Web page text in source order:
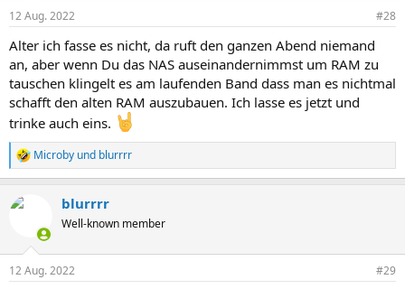
e
:
12 Aug. 2022 #28
Alter ich fasse es nicht, da ruft den ganzen Abend niemand
an, aber wenn Du das NAS auseinandernimmst um RAM zu
tauschen klingelt es am laufenden Band dass man es nichtmal
schafft den alten RAM auszubauen. Ich lasse es jetzt und
trinke auch eins.
R
e
k
e
Microby und blurrrr
blurrrr
Well-known member
12 Aug. 2022 #29